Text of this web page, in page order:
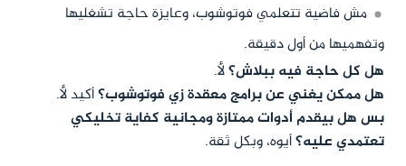
مش فاضية تتعلمي فوتوشوب، وعايزة حاجة تشغليها
وتفهميها من أول دقيقة.
هل كل حاجة فيه ببلاش؟لأ.
هل ممكن يغني عن برامج معقدة زي فوتوشوب؟أكيد لأ.
بس هل بيقدم أدوات ممتازة ومجانية كفاية تخليكي
تعتمدي عليه؟أيوه، وبكل ثقة.